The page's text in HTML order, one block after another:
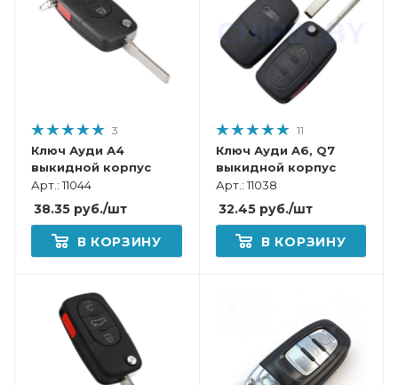
3
Ключ Ауди А4
выкидной корпус
Арт.: 11044
38.35 руб./шт
В КОРЗИНУ
11
Ключ Ауди A6, Q7
выкидной корпус
Арт.: 11038
32.45руб./шт
В КОРЗИНУ